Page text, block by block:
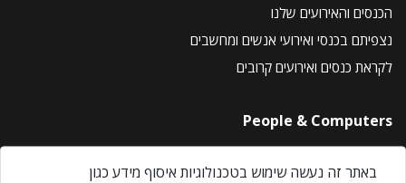
הכנסים והאירועים שלנו
נצפיתם בכנסי ואירועי אנשים ומחשבים
לקראת כנסים ואירועים קרובים
People & Computers
About Us
Privacy Policy
באתר זה נעשה שימוש בטכנולוגיות איסוף מידע כגון